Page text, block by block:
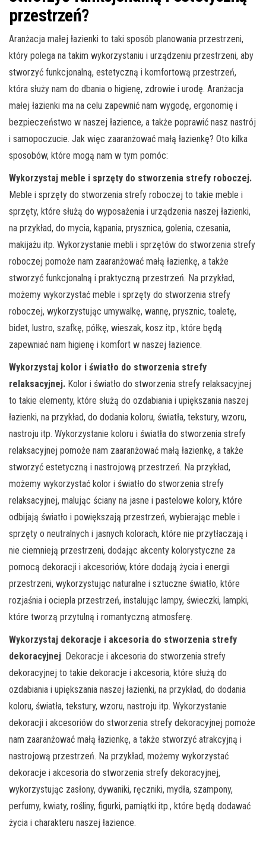
przestrzeń?
Aranżacja małej łazienki to taki sposób planowania przestrzeni,
który polega na takim wykorzystaniu i urządzeniu przestrzeni, aby
stworzyć funkcjonalną, estetyczną i komfortową przestrzeń,
która służy nam do dbania o higienę, zdrowie i urodę. Aranżacja
małej łazienki ma na celu zapewnić nam wygodę, ergonomię i
bezpieczeństwo w naszej łazience, a także poprawić nasz nastrój
i samopoczucie. Jak więc zaaranżować małą łazienkę? Oto kilka
sposobów, które mogą nam w tym pomóc:
Wykorzystaj meble i sprzęty do stworzenia strefy roboczej.
Meble i sprzęty do stworzenia strefy roboczej to takie meble i
sprzęty, które służą do wyposażenia i urządzenia naszej łazienki,
na przykład, do mycia, kąpania, prysznica, golenia, czesania,
makijażu itp. Wykorzystanie mebli i sprzętów do stworzenia strefy
roboczej pomoże nam zaaranżować małą łazienkę, a także
stworzyć funkcjonalną i praktyczną przestrzeń. Na przykład,
możemy wykorzystać meble i sprzęty do stworzenia strefy
roboczej, wykorzystując umywalkę, wannę, prysznic, toaletę,
bidet, lustro, szafkę, półkę, wieszak, kosz itp., które będą
zapewniać nam higienę i komfort w naszej łazience.
Wykorzystaj kolor i światło do stworzenia strefy
relaksacyjnej. Kolor i światło do stworzenia strefy relaksacyjnej
to takie elementy, które służą do ozdabiania i upiększania naszej
łazienki, na przykład, do dodania koloru, światła, tekstury, wzoru,
nastroju itp. Wykorzystanie koloru i światła do stworzenia strefy
relaksacyjnej pomoże nam zaaranżować małą łazienkę, a także
stworzyć estetyczną i nastrojową przestrzeń. Na przykład,
możemy wykorzystać kolor i światło do stworzenia strefy
relaksacyjnej, malując ściany na jasne i pastelowe kolory, które
odbijają światło i powiększają przestrzeń, wybierając meble i
sprzęty o neutralnych i jasnych kolorach, które nie przytłaczają i
nie ciemnieją przestrzeni, dodając akcenty kolorystyczne za
pomocą dekoracji i akcesoriów, które dodają życia i energii
przestrzeni, wykorzystując naturalne i sztuczne światło, które
rozjaśnia i ociepla przestrzeń, instalując lampy, świeczki, lampki,
które tworzą przytulną i romantyczną atmosferę.
Wykorzystaj dekoracje i akcesoria do stworzenia strefy
dekoracyjnej. Dekoracje i akcesoria do stworzenia strefy
dekoracyjnej to takie dekoracje i akcesoria, które służą do
ozdabiania i upiększania naszej łazienki, na przykład, do dodania
koloru, światła, tekstury, wzoru, nastroju itp. Wykorzystanie
dekoracji i akcesoriów do stworzenia strefy dekoracyjnej pomoże
nam zaaranżować małą łazienkę, a także stworzyć atrakcyjną i
nastrojową przestrzeń. Na przykład, możemy wykorzystać
dekoracje i akcesoria do stworzenia strefy dekoracyjnej,
wykorzystując zasłony, dywaniki, ręczniki, mydła, szampony,
perfumy, kwiaty, rośliny, figurki, pamiątki itp., które będą dodawać
życia i charakteru naszej łazience.